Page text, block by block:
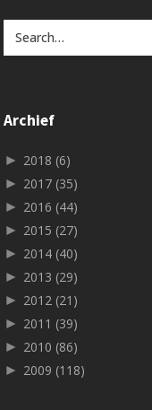
Archief
► 2018 (6)
► 2017 (35)
► 2016 (44)
► 2015 (27)
► 2014 (40)
► 2013 (29)
► 2012 (21)
► 2011 (39)
► 2010 (86)
► 2009 (118)